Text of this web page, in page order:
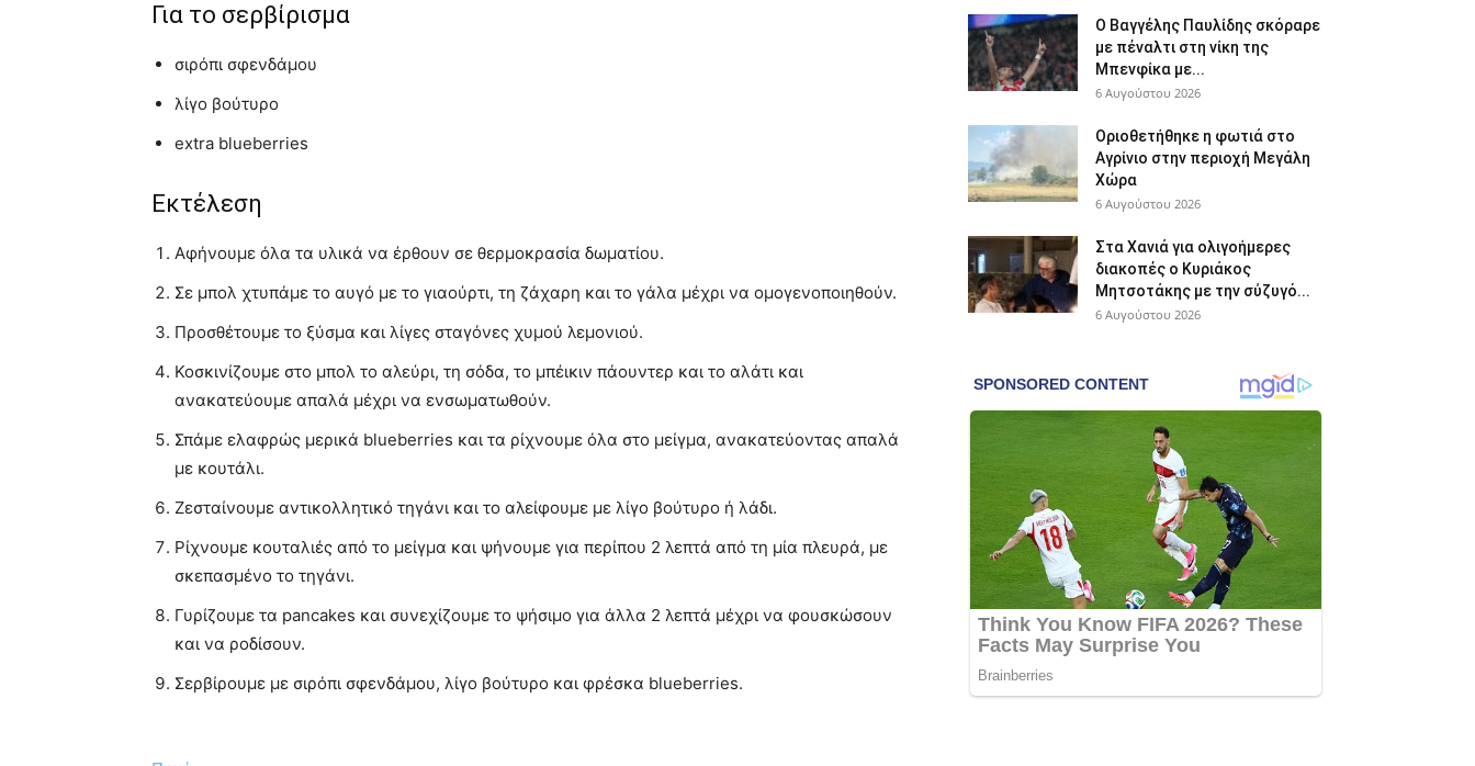
Για το σερβίρισμα
σιρόπι σφενδάμου
λίγο βούτυρο
extra blueberries
Εκτέλεση
Αφήνουμε όλα τα υλικά να έρθουν σε θερμοκρασία δωματίου.
Σε μπολ χτυπάμε το αυγό με το γιαούρτι, τη ζάχαρη και το γάλα μέχρι να ομογενοποιηθούν.
Προσθέτουμε το ξύσμα και λίγες σταγόνες χυμού λεμονιού.
Κοσκινίζουμε στο μπολ το αλεύρι, τη σόδα, το μπέικιν πάουντερ και το αλάτι και
ανακατεύουμε απαλά μέχρι να ενσωματωθούν.
Σπάμε ελαφρώς μερικά blueberries και τα ρίχνουμε όλα στο μείγμα, ανακατεύοντας απαλά
με κουτάλι.
Ζεσταίνουμε αντικολλητικό τηγάνι και το αλείφουμε με λίγο βούτυρο ή λάδι.
Ρίχνουμε κουταλιές από το μείγμα και ψήνουμε για περίπου 2 λεπτά από τη μία πλευρά, με
σκεπασμένο το τηγάνι.
Γυρίζουμε τα pancakes και συνεχίζουμε το ψήσιμο για άλλα 2 λεπτά μέχρι να φουσκώσουν
και να ροδίσουν.
Σερβίρουμε με σιρόπι σφενδάμου, λίγο βούτυρο και φρέσκα blueberries.
Ο Βαγγέλης Παυλίδης σκόραρε
με πέναλτι στη νίκη της
Μπενφίκα με...
6 Αυγούστου 2026
Οριοθετήθηκε η φωτιά στο
Αγρίνιο στην περιοχή Μεγάλη
Χώρα
6 Αυγούστου 2026
Στα Χανιά για ολιγοήμερες
διακοπές ο Κυριάκος
Μητσοτάκης με την σύζυγό...
6 Αυγούστου 2026